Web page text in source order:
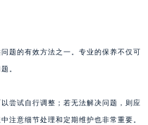
题的有效方法之一。专业的保养不仅可
。
尝试自行调整；若无法解决问题，则应
注意细节处理和定期维护也非常重要。